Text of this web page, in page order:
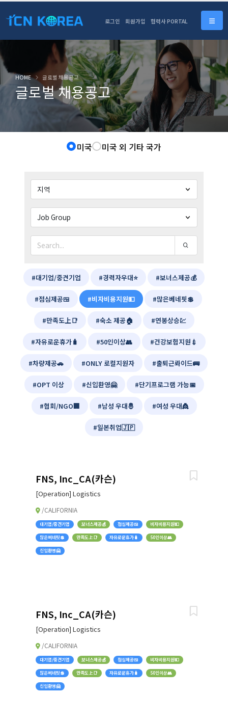
로그인 회원가입 협력사 PORTAL
글로벌 채용공고
HOME 글로벌 채용공고
미국 미국 외 기타 국가
#대기업/중견기업 #경력자우대⭐ #보너스제공💰
#점심제공🍱 #비자비용지원💵 #많은베네핏💲
#만족도上📑 #숙소 제공🏠 #연봉상승💹
#자유로운휴가🧳 #50인이상👥 #건강보험지원💉
#차량제공🚗 #ONLY 로컬지원자 #출퇴근롸이드🚌
#OPT 이상 #신입환영🤗 #단기프로그램 가능📅
#협회/NGO🏢 #남성 우대🤴 #여성 우대👸
#일본취업🇯🇵
FNS, Inc_CA(카슨)
[Operation] Logistics
/CALIFORNIA
대기업/중견기업 보너스제공💰 점심제공🍱
비자비용지원💵
많은베네핏💲
만족도上📑 자유로운휴가🧳
50인이상👥
신입환영🤗
FNS, Inc_CA(카슨)
[Operation] Logistics
/CALIFORNIA
대기업/중견기업 보너스제공💰 점심제공🍱
비자비용지원💵
많은베네핏💲
만족도上📑 자유로운휴가🧳
50인이상👥
신입환영🤗